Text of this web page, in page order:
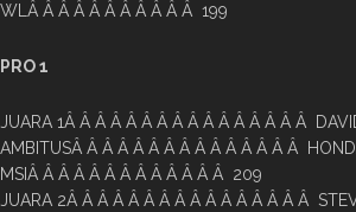
WLÂ Â Â Â Â Â Â Â Â Â Â 199
PRO 1
JUARA 1Â Â Â Â Â Â Â Â Â Â Â Â Â Â Â Â
AMBITUSÂ Â Â Â Â Â Â Â Â Â Â Â Â Â Â
MSIÂ Â Â Â Â Â Â Â Â Â Â Â Â 209
JUARA 2Â Â Â Â Â Â Â Â Â Â Â Â Â Â Â Â